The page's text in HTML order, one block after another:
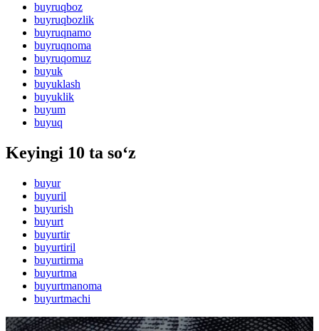
buyruqboz
buyruqbozlik
buyruqnamo
buyruqnoma
buyruqomuz
buyuk
buyuklash
buyuklik
buyum
buyuq
Keyingi 10 ta so‘z
buyur
buyuril
buyurish
buyurt
buyurtir
buyurtiril
buyurtirma
buyurtma
buyurtmanoma
buyurtmachi